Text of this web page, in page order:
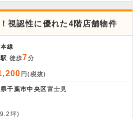
視認性に優れた4階店舗物件
線
徒歩7分
円(税抜)
千葉市中央区富士見
坪)